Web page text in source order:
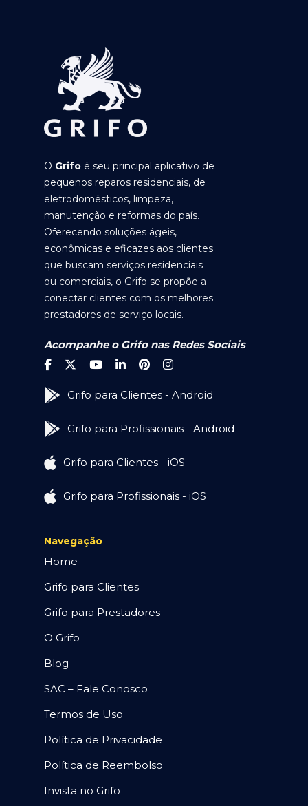
O Grifo é seu principal aplicativo de
pequenos reparos residenciais, de
eletrodomésticos, limpeza,
manutenção e reformas do país.
Oferecendo soluções ágeis,
econômicas e eficazes aos clientes
que buscam serviços residenciais
ou comerciais, o Grifo se propõe a
conectar clientes com os melhores
prestadores de serviço locais.
Acompanhe o Grifo nas Redes Sociais
Grifo para Clientes - Android
Grifo para Profissionais - Android
Grifo para Clientes - iOS
Grifo para Profissionais - iOS
Navegação
Home
Grifo para Clientes
Grifo para Prestadores
O Grifo
Blog
SAC – Fale Conosco
Termos de Uso
Política de Privacidade
Política de Reembolso
Invista no Grifo